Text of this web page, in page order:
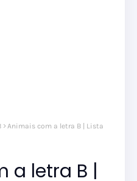
Animais com a letra B | Lista
a letra B |